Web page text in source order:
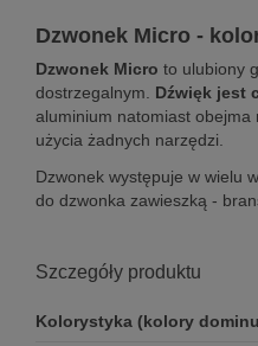
Dzwonek Micro -
Dzwonek Micro to ulubiony
dostrzegalnym. Dźwięk jest
aluminium natomiast obejma
użycia żadnych narzędzi.
Dzwonek występuje w wielu
do dzwonka zawieszką -
Szczegóły produktu
Kolorystyka (kolory